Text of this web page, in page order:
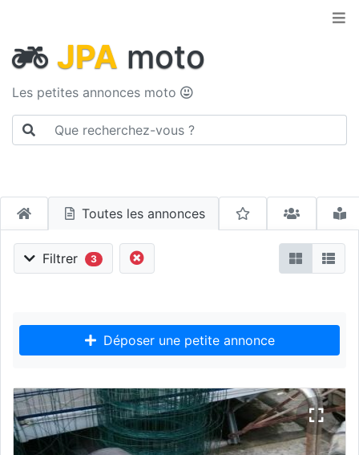
JPA moto
Les petites annonces moto
Toutes les annonces
Filtrer 3
Déposer une petite annonce